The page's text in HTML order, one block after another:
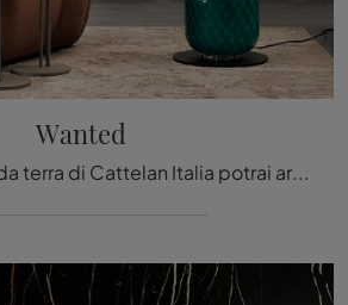
Wanted
Con le lampade da terra di Cattelan Italia potrai arricchire i tuoi locali: clicca e scopri Wanted!